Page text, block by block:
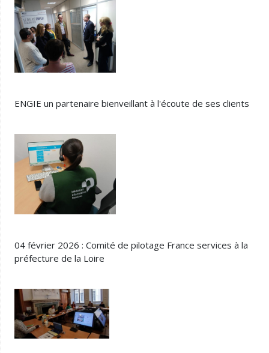
ENGIE un partenaire bienveillant à l'écoute de ses clients
04 février 2026 : Comité de pilotage France services à la
préfecture de la Loire